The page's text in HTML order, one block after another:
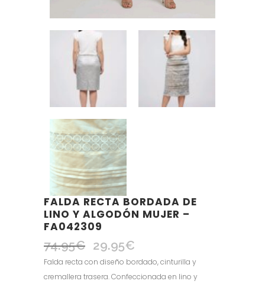
FALDA RECTA BORDADA DE
LINO Y ALGODÓN MUJER –
FA042309
74.95€
El
precio
original
29.95€
precio
actual
Falda recta con diseño bordado, cinturilla y
cremallera trasera. Confeccionada en lino y